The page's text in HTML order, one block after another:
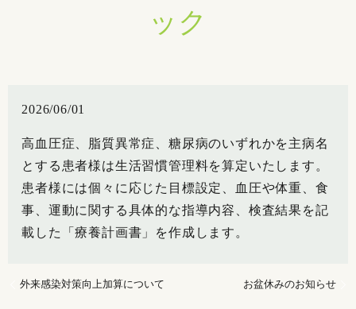
ック
2026/06/01
高血圧症、脂質異常症、糖尿病のいずれかを主病名
とする患者様は生活習慣管理料を算定いたします。
患者様には個々に応じた目標設定、血圧や体重、食
事、運動に関する具体的な指導内容、検査結果を記
載した「療養計画書」を作成します。
外来感染対策向上加算について お盆休みのお知らせ